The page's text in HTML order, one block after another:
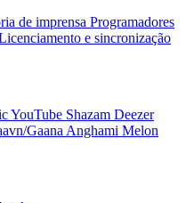
de imprensa Programadores
e sincronização
YouTube Shazam Deezer
Gaana Anghami Melon